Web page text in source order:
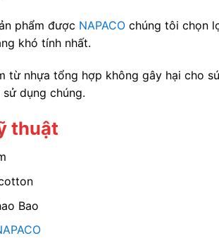
phẩm được NAPACO chúng tôi chọn
khó tính nhất.
từ nhựa tổng hợp không gây hại cho
dụng chúng.
thuật
Bao